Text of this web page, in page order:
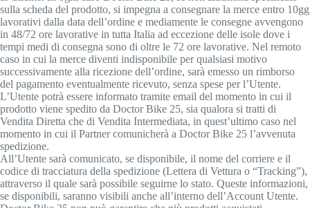
sulla scheda del prodotto, si impegna a consegnare la merce entro 10gg
lavorativi dalla data dell’ordine e mediamente le consegne avvengono
in 48/72 ore lavorative in tutta Italia ad eccezione delle isole dove i
tempi medi di consegna sono di oltre le 72 ore lavorative. Nel remoto
caso in cui la merce diventi indisponibile per qualsiasi motivo
successivamente alla ricezione dell’ordine, sarà emesso un rimborso
del pagamento eventualmente ricevuto, senza spese per l’Utente.
L’Utente potrà essere informato tramite email del momento in cui il
prodotto viene spedito da Doctor Bike 25, sia qualora si tratti di
Vendita Diretta che di Vendita Intermediata, in quest’ultimo caso nel
momento in cui il Partner comunicherà a Doctor Bike 25 l’avvenuta
spedizione.
All’Utente sarà comunicato, se disponibile, il nome del corriere e il
codice di tracciatura della spedizione (Lettera di Vettura o “Tracking”),
attraverso il quale sarà possibile seguirne lo stato. Queste informazioni,
se disponibili, saranno visibili anche all’interno dell’Account Utente.